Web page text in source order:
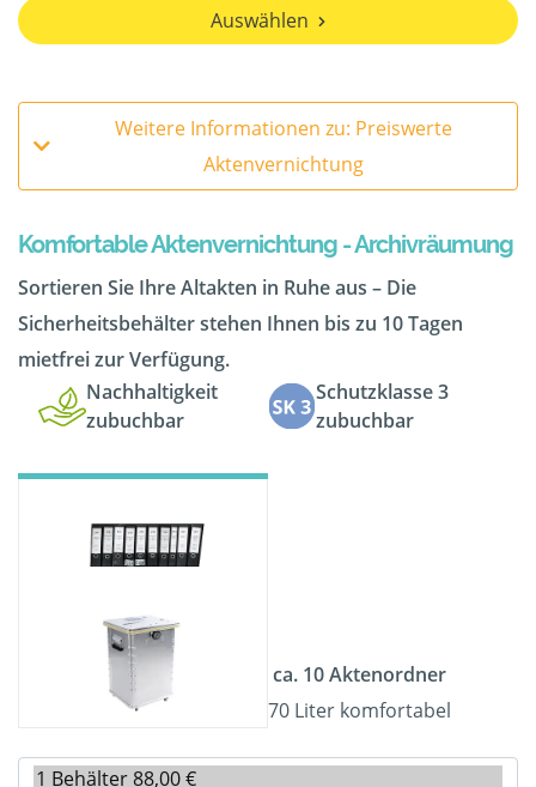
Auswählen
Weitere Informationen zu: Preiswerte
Aktenvernichtung
Komfortable Aktenvernichtung - Archivräumung
Sortieren Sie Ihre Altakten in Ruhe aus – Die
Sicherheitsbehälter stehen Ihnen bis zu 10 Tagen
mietfrei zur Verfügung.
Nachhaltigkeit
zubuchbar
Schutzklasse 3
zubuchbar
ca. 10 Aktenordner
70 Liter komfortabel